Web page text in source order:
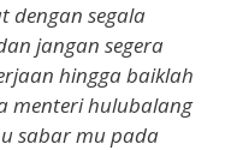
dengan segala
jangan segera
hingga baiklah
menteri hulubalang
sabar mu pada